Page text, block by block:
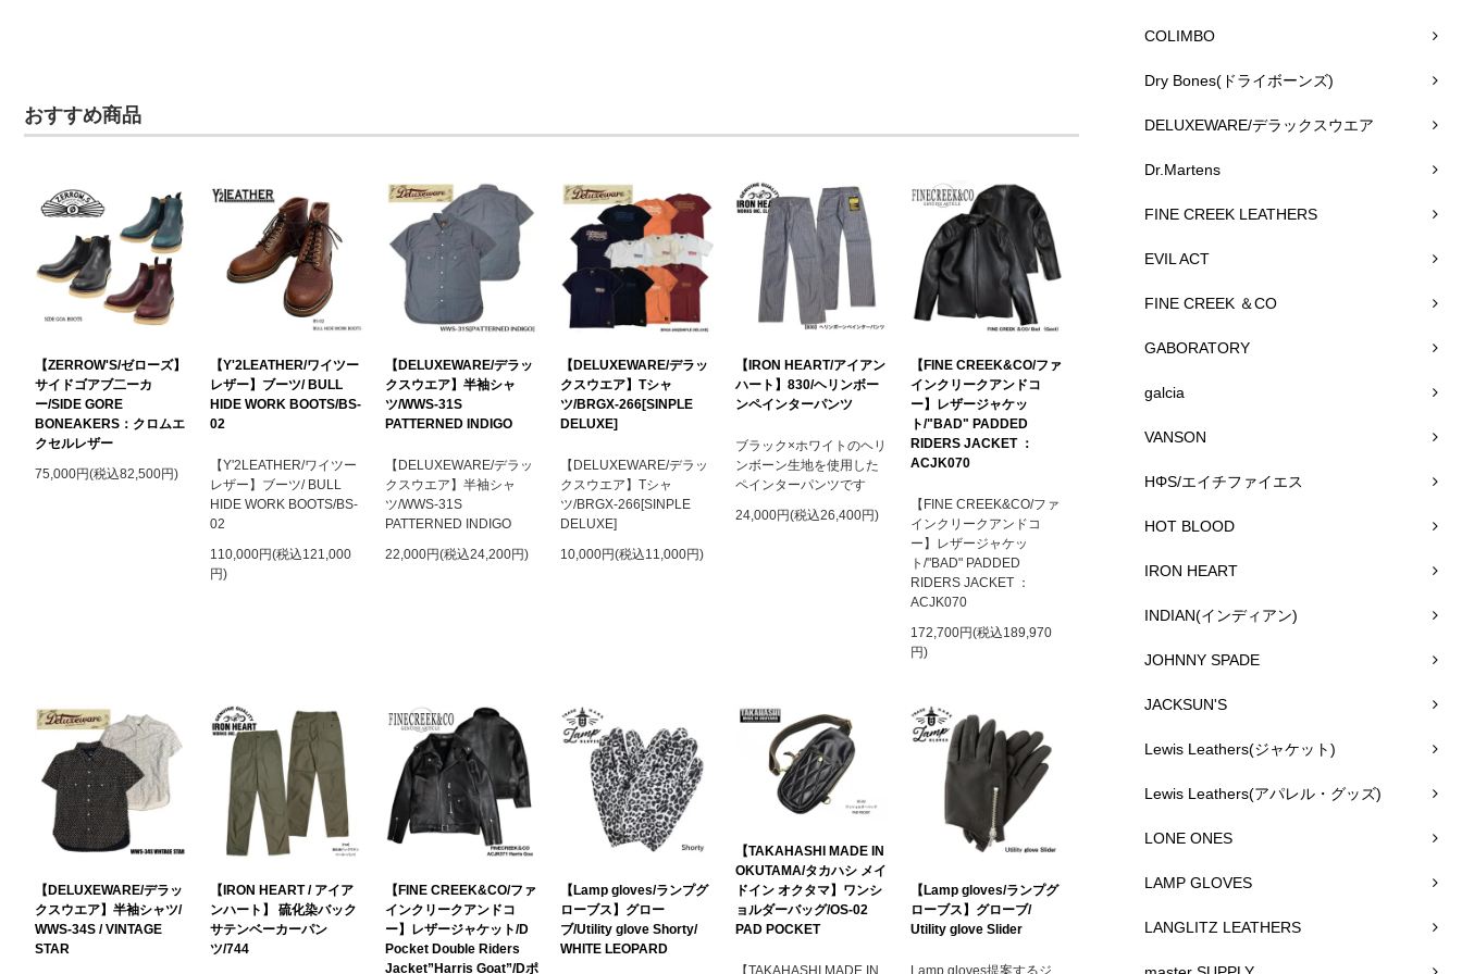
COLIMBO
Dry Bones(ドライボーンズ)
DELUXEWARE/デラックスウエア
Dr.Martens
FINE CREEK LEATHERS
EVIL ACT
FINE CREEK ＆CO
GABORATORY
galcia
VANSON
HΦS/エイチファイエス
HOT BLOOD
IRON HEART
INDIAN(インディアン)
JOHNNY SPADE
JACKSUN'S
Lewis Leathers(ジャケット)
Lewis Leathers(アパレル・グッズ)
LONE ONES
LAMP GLOVES
LANGLITZ LEATHERS
おすすめ商品
【ZERROW'S/ゼローズ】
サイドゴアブ二ーカ
ー/SIDE GORE
BONEAKERS：クロムエ
クセルレザー
75,000円(税込82,500円)
【Y'2LEATHER/ワイツー
レザー】ブーツ/ BULL
HIDE WORK BOOTS/BS-
02
【Y'2LEATHER/ワイツー
レザー】ブーツ/ BULL
HIDE WORK BOOTS/BS-
02
110,000円(税込121,000
円)
【DELUXEWARE/デラッ
クスウエア】半袖シャ
ツ/WWS-31S
PATTERNED INDIGO
【DELUXEWARE/デラッ
クスウエア】半袖シャ
ツ/WWS-31S
PATTERNED INDIGO
22,000円(税込24,200円)
【DELUXEWARE/デラッ
クスウエア】Tシャ
ツ/BRGX-266[SINPLE
DELUXE]
【DELUXEWARE/デラッ
クスウエア】Tシャ
ツ/BRGX-266[SINPLE
DELUXE]
10,000円(税込11,000円)
【IRON HEART/アイアン
ハート】830/ヘリンボー
ンペインターパンツ
ブラック×ホワイトのヘリ
ンボーン生地を使用した
ペインターパンツです
24,000円(税込26,400円)
【FINE CREEK&CO/ファ
インクリークアンドコ
ー】レザージャケッ
ト/"BAD" PADDED
RIDERS JACKET ：
ACJK070
【FINE CREEK&CO/ファ
インクリークアンドコ
ー】レザージャケッ
ト/"BAD" PADDED
RIDERS JACKET ：
ACJK070
172,700円(税込189,970
円)
【DELUXEWARE/デラッ
クスウエア】半袖シャツ/
WWS-34S / VINTAGE
STAR
【IRON HEART / アイア
ンハート】 硫化染バック
サテンベーカーパン
ツ/744
【FINE CREEK&CO/ファ
インクリークアンドコ
ー】レザージャケット/D
Pocket Double Riders
Jacket”Harris Goat”/Dポ
【Lamp gloves/ランプグ
ローブス】グロー
ブ/Utility glove Shorty/
WHITE LEOPARD
【TAKAHASHI MADE IN
OKUTAMA/タカハシ メイ
ドイン オクタマ】ワンシ
ョルダーバッグ/OS-02
PAD POCKET
【TAKAHASHI MADE IN
【Lamp gloves/ランプグ
ローブス】グローブ/
Utility glove Slider
Lamp gloves提案するジ